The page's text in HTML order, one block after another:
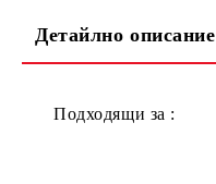
Детайлно описание
Подходящи за :